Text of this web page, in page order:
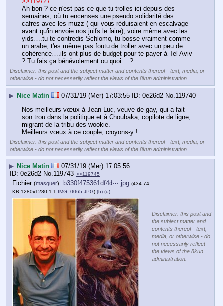
Ah bon ? ce n'est pas ce que tu trolles ici depuis des
semaines, où tu encenses une pseudo solidarité des
cafres avec les muzz ( qui vous réduisaient en escalvage
avant qu'in envoie nos juifs le faire), voire même avec les
yids….tu te contredis Schlomo, tu bosse vraiment comme
un arabe, t'es même pas foutu de troller avec un peu de
cohérence….ils ont plus de budget pour te payer à Tel Aviv
? Tu fais ça bénévolement ou quoi….?
Disclaimer: this post and the subject matter and contents thereof - text, media, or
otherwise - do not necessarily reflect the views of the 8kun administration.
▶ Nice Matin 07/31/19 (Mer) 17:03:55 0e26d2 No. 119740
Nos meilleurs vœux à Jean-Luc, veuve de gay, qui a fait
son trou dans la politique et à Choubaka, copilote de ligne,
migrant de la tribu des wookie.
Meilleurs vœux à ce couple, croyons-y !
Disclaimer: this post and the subject matter and contents thereof - text, media, or
otherwise - do not necessarily reflect the views of the 8kun administration.
▶ Nice Matin
07/31/19 (Mer) 17:05:56
0e26d2 No. 119743 >>119745
Fichier (masquer): b330f475361df4d⋯.jpg (434.74
KB,1280x1280,1:1, IMG_0065.JPG) (h) (u)
Disclaimer: this post and
the subject matter and
contents thereof - text,
media, or otherwise - do
not necessarily reflect
the views of the 8kun
administration.